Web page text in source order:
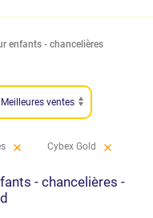
enfants - chancelières
Cybex Gold
- chancelières -